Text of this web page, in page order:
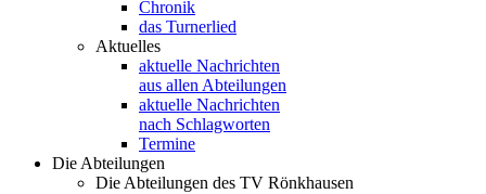
Chronik
das Turnerlied
Aktuelles
aktuelle Nachrichten
aus allen Abteilungen
aktuelle Nachrichten
nach Schlagworten
Termine
Die Abteilungen
Die Abteilungen des TV Rönkhausen